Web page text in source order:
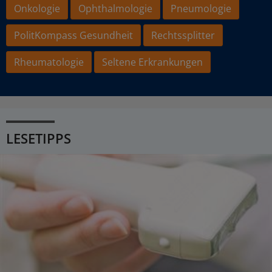
Onkologie
Ophthalmologie
Pneumologie
PolitKompass Gesundheit
Rechtssplitter
Rheumatologie
Seltene Erkrankungen
LESETIPPS